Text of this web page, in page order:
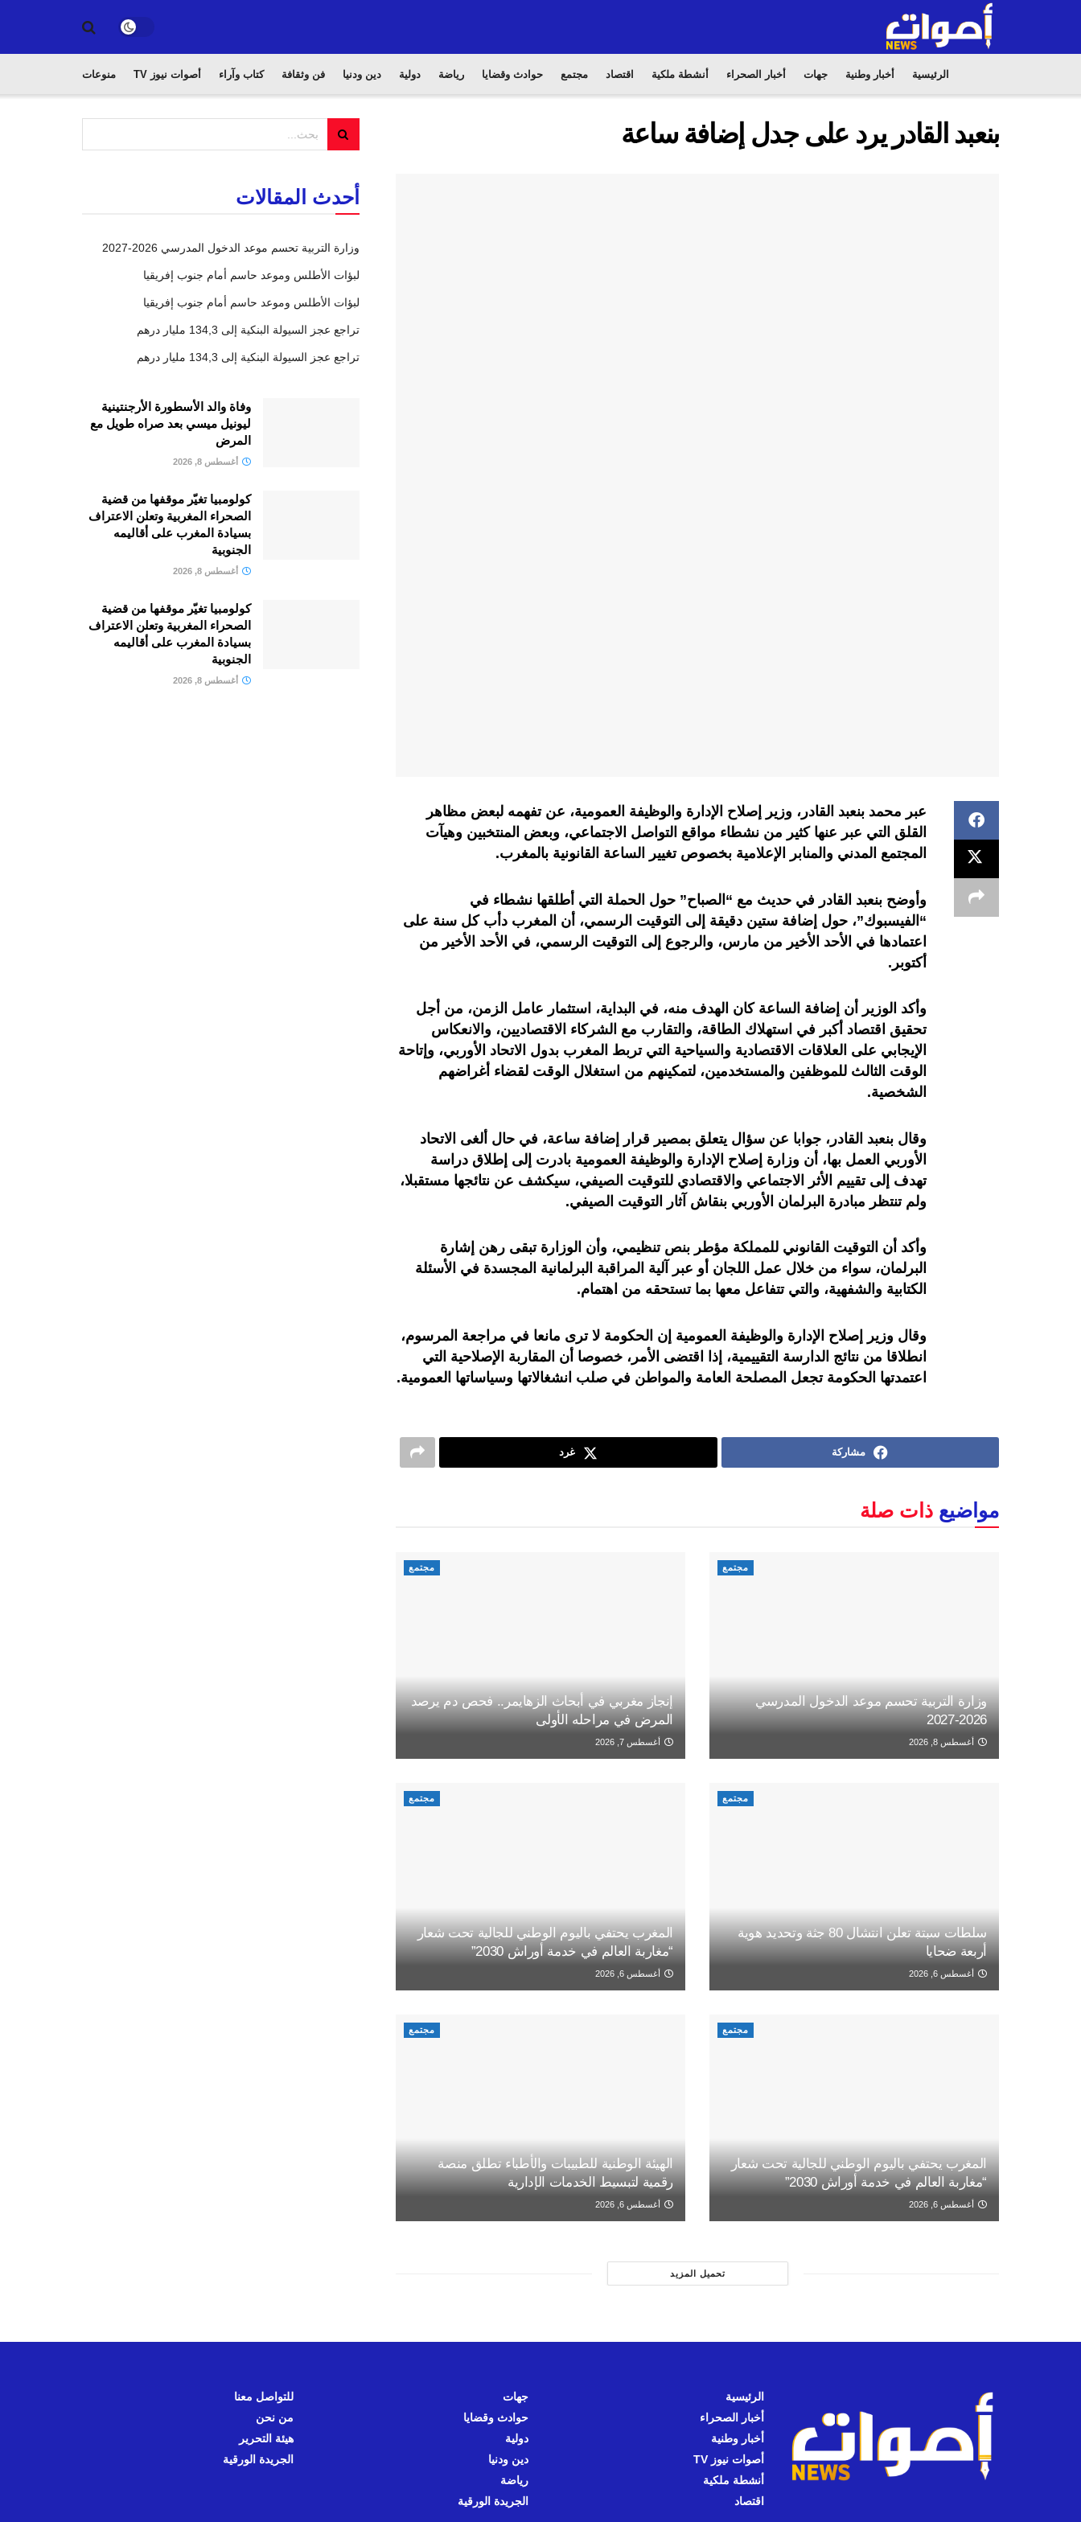
الرئيسية أخبار وطنية جهات أخبار الصحراء أنشطة ملكية اقتصاد مجتمع حوادث وقضايا رياضة دولية دين ودنيا فن وثقافة كتاب وآراء أصوات نيوز TV منوعات
بنعبد القادر يرد على جدل إضافة ساعة
عبر محمد بنعبد القادر، وزير إصلاح الإدارة والوظيفة العمومية، عن تفهمه لبعض مظاهر
القلق التي عبر عنها كثير من نشطاء مواقع التواصل الاجتماعي، وبعض المنتخبين وهيآت
المجتمع المدني والمنابر الإعلامية بخصوص تغيير الساعة القانونية بالمغرب.
وأوضح بنعبد القادر في حديث مع “الصباح” حول الحملة التي أطلقها نشطاء في
“الفيسبوك”، حول إضافة ستين دقيقة إلى التوقيت الرسمي، أن المغرب دأب كل سنة على
اعتمادها في الأحد الأخير من مارس، والرجوع إلى التوقيت الرسمي، في الأحد الأخير من
أكتوبر.
وأكد الوزير أن إضافة الساعة كان الهدف منه، في البداية، استثمار عامل الزمن، من أجل
تحقيق اقتصاد أكبر في استهلاك الطاقة، والتقارب مع الشركاء الاقتصاديين، والانعكاس
الإيجابي على العلاقات الاقتصادية والسياحية التي تربط المغرب بدول الاتحاد الأوربي، وإتاحة
الوقت الثالث للموظفين والمستخدمين، لتمكينهم من استغلال الوقت لقضاء أغراضهم
الشخصية.
وقال بنعبد القادر، جوابا عن سؤال يتعلق بمصير قرار إضافة ساعة، في حال ألغى الاتحاد
الأوربي العمل بها، أن وزارة إصلاح الإدارة والوظيفة العمومية بادرت إلى إطلاق دراسة
تهدف إلى تقييم الأثر الاجتماعي والاقتصادي للتوقيت الصيفي، سيكشف عن نتائجها مستقبلا،
ولم تنتظر مبادرة البرلمان الأوربي بنقاش آثار التوقيت الصيفي.
وأكد أن التوقيت القانوني للمملكة مؤطر بنص تنظيمي، وأن الوزارة تبقى رهن إشارة
البرلمان، سواء من خلال عمل اللجان أو عبر آلية المراقبة البرلمانية المجسدة في الأسئلة
الكتابية والشفهية، والتي تتفاعل معها بما تستحقه من اهتمام.
وقال وزير إصلاح الإدارة والوظيفة العمومية إن الحكومة لا ترى مانعا في مراجعة المرسوم،
انطلاقا من نتائج الدارسة التقييمية، إذا اقتضى الأمر، خصوصا أن المقاربة الإصلاحية التي
اعتمدتها الحكومة تجعل المصلحة العامة والمواطن في صلب انشغالاتها وسياساتها العمومية.
مشاركة غرد
مواضيع ذات صلة
مجتمع
وزارة التربية تحسم موعد الدخول المدرسي
2026-2027
أغسطس 8, 2026
مجتمع
إنجاز مغربي في أبحاث الزهايمر.. فحص دم يرصد
المرض في مراحله الأولى
أغسطس 7, 2026
مجتمع
سلطات سبتة تعلن انتشال 80 جثة وتحديد هوية
أربعة ضحايا
أغسطس 6, 2026
مجتمع
المغرب يحتفي باليوم الوطني للجالية تحت شعار
“مغاربة العالم في خدمة أوراش 2030”
أغسطس 6, 2026
مجتمع
المغرب يحتفي باليوم الوطني للجالية تحت شعار
“مغاربة العالم في خدمة أوراش 2030”
أغسطس 6, 2026
مجتمع
الهيئة الوطنية للطبيبات والأطباء تطلق منصة
رقمية لتبسيط الخدمات الإدارية
أغسطس 6, 2026
تحميل المزيد
أحدث المقالات
وزارة التربية تحسم موعد الدخول المدرسي 2026-2027
لبؤات الأطلس وموعد حاسم أمام جنوب إفريقيا
لبؤات الأطلس وموعد حاسم أمام جنوب إفريقيا
تراجع عجز السيولة البنكية إلى 134,3 مليار درهم
تراجع عجز السيولة البنكية إلى 134,3 مليار درهم
وفاة والد الأسطورة الأرجنتينية
ليونيل ميسي بعد صراه طويل مع
المرض
أغسطس 8, 2026
كولومبيا تغيّر موقفها من قضية
الصحراء المغربية وتعلن الاعتراف
بسيادة المغرب على أقاليمه
الجنوبية
أغسطس 8, 2026
كولومبيا تغيّر موقفها من قضية
الصحراء المغربية وتعلن الاعتراف
بسيادة المغرب على أقاليمه
الجنوبية
أغسطس 8, 2026
الرئيسية
أخبار الصحراء
أخبار وطنية
أصوات نيوز TV
أنشطة ملكية
اقتصاد
جهات
حوادث وقضايا
دولية
دين ودنيا
رياضة
الجريدة الورقية
للتواصل معنا
من نحن
هيئة التحرير
الجريدة الورقية